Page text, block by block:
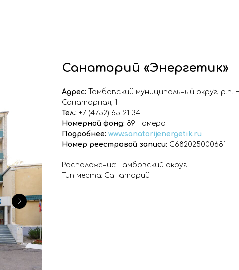
Санаторий «Энергетик»
Адрес: Тамбовский муниципальный округ, р.п.
Санаторная, 1
Тел.: +7 (4752) 65 21 34
Номерной фонд: 89 номера
Подробнее: www.sanatorijenergetik.ru
Номер реестровой записи: С682025000681
Расположение: Тамбовский округ
Тип места: Санаторий